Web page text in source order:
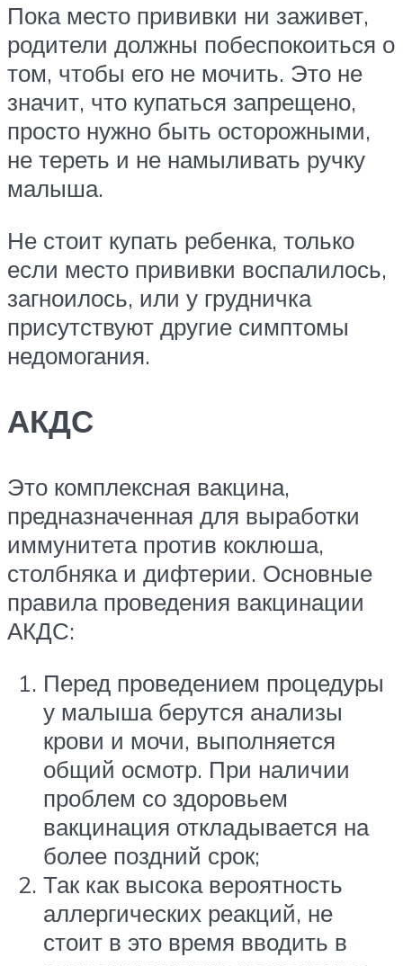
Пока место прививки ни заживет,
родители должны побеспокоиться о
том, чтобы его не мочить. Это не
значит, что купаться запрещено,
просто нужно быть осторожными,
не тереть и не намыливать ручку
малыша.
Не стоит купать ребенка, только
если место прививки воспалилось,
загноилось, или у грудничка
присутствуют другие симптомы
недомогания.
АКДС
Это комплексная вакцина,
предназначенная для выработки
иммунитета против коклюша,
столбняка и дифтерии. Основные
правила проведения вакцинации
АКДС:
Перед проведением процедуры
у малыша берутся анализы
крови и мочи, выполняется
общий осмотр. При наличии
проблем со здоровьем
вакцинация откладывается на
более поздний срок;
Так как высока вероятность
аллергических реакций, не
стоит в это время вводить в